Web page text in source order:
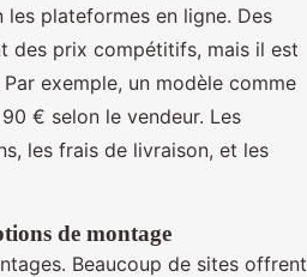
plateformes en ligne. Des
des prix compétitifs, mais il est
exemple, un modèle comme
€ selon le vendeur. Les
les frais de livraison, et les
de montage
Beaucoup de sites offrent